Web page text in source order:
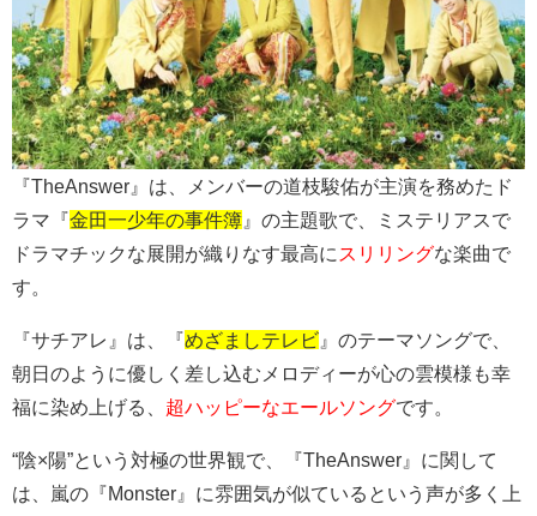
『TheAnswer』は、メンバーの道枝駿佑が主演を務めたド
ラマ『金田一少年の事件簿 』の主題歌で、ミステリアスで
ドラマチックな展開が織りなす最高に スリリングな楽曲で
す。
『サチアレ』は、『めざましテレビ 』のテーマソングで、
朝日のように優しく差し込むメロディーが心の雲模様も幸
福に染め上げる、 超ハッピーなエールソングです。
“陰×陽”という対極の世界観で、『TheAnswer』に関して
は、嵐の『Monster』に雰囲気が似ているという声が多く上